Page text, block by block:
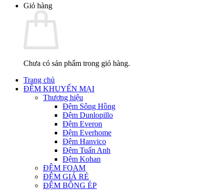
Giỏ hàng
Chưa có sản phẩm trong giỏ hàng.
Trang chủ
ĐỆM KHUYẾN MẠI
Thương hiệu
Đệm Sông Hồng
Đệm Dunlopillo
Đệm Everon
Đệm Everhome
Đệm Hanvico
Đệm Tuấn Anh
Đệm Kohan
ĐỆM FOAM
ĐỆM GIÁ RẺ
ĐỆM BÔNG ÉP